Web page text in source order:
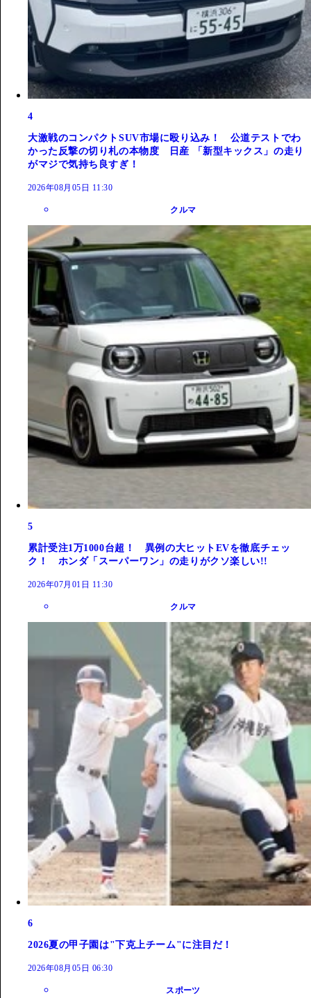
4
大激戦のコンパクトSUV市場に殴り込み！ 公道テストでわ
かった反撃の切り札の本物度 日産 「新型キックス」の走り
がマジで気持ち良すぎ！
2026年08月05日 11:30
クルマ
5
累計受注1万1000台超！ 異例の大ヒットEVを徹底チェッ
ク！ ホンダ「スーパーワン」の走りがクソ楽しい!!
2026年07月01日 11:30
クルマ
6
2026夏の甲子園は"下克上チーム"に注目だ！
2026年08月05日 06:30
スポーツ